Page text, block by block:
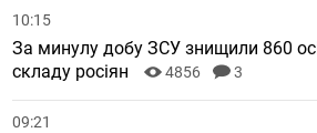
10:15
За минулу добу ЗСУ знищили 860
складу росіян
4856 3
09:21